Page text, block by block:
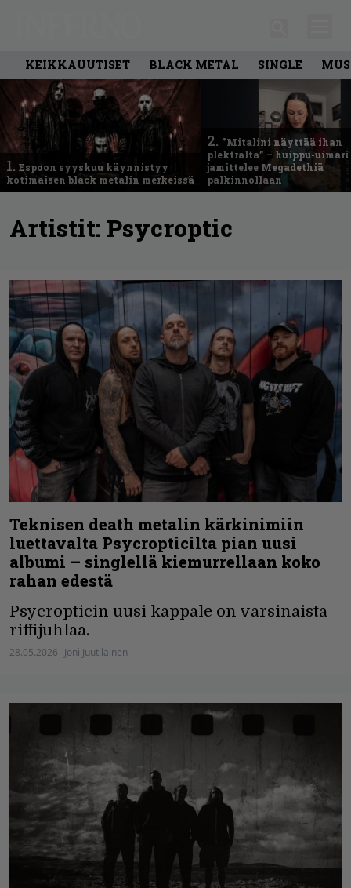
KEIKKAUUTISET BLACK METAL SINGLE
1. Espoon syyskuu käynnistyy
kotimaisen black metalin merkeissä
2. ”Mitalini näyttää ihan
plektralta” – huippu-uimari
jamittelee Megadethiä
palkinnollaan
Artistit: Psycroptic
Teknisen death metalin kärkinimiin
luettavalta Psycropticilta pian uusi
albumi – singlellä kiemurrellaan koko
rahan edestä
Psycropticin uusi kappale on varsinaista
riffijuhlaa.
28.05.2026 Joni Juutilainen